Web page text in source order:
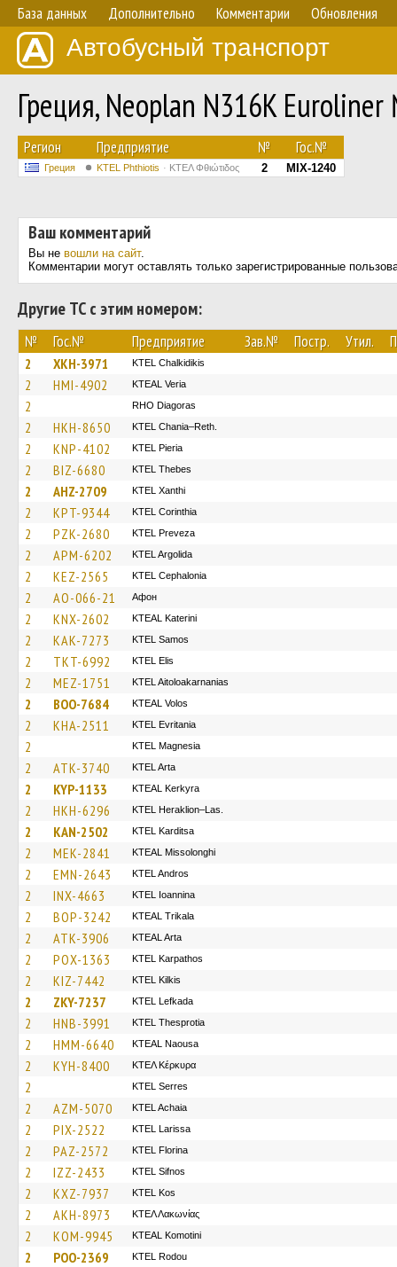
База данных Дополнительно Комментарии Обновления
Автобусный транспорт
Греция, Neoplan N316K
Регион Предприятие № Гос.№
Греция ΚΤΕL Phthiotis ΚΤΕΛ Φθιώτιδος 2 MIX-1240
Ваш комментарий
Вы не вошли на сайт.
Комментарии могут оставлять только зарегистрированные
Другие ТС с этим номером:
№ Гос.№ Предприятие Зав.№ Постр. Утил.
2 XKH-3971 ΚΤΕL Chalkidikis
2 HMI-4902 KTEAL Veria
2 RHO Diagoras
2 HKH-8650 KTEL Chania–Reth.
2 KNP-4102 KTEL Pieria
2 BIZ-6680 KTEL Thebes
2 AHZ-2709 KTEL Xanthi
2 KPT-9344 KTEL Corinthia
2 PZK-2680 KTEL Preveza
2 APM-6202 KTEL Argolida
2 KEZ-2565 KTEL Cephalonia
2 AO-066-21 Афон
2 KNX-2602 KTEAL Katerini
2 KAK-7273 KTEL Samos
2 TKT-6992 KTEL Elis
2 MEZ-1751 KTEL Aitoloakarnanias
2 BOO-7684 KTEAL Volos
2 KHA-2511 ΚΤΕL Evritania
2 ΚΤΕL Magnesia
2 ATK-3740 KTEL Arta
2 KYP-1133 KTEAL Kerkyra
2 HKH-6296 KTEL Heraklion–Las.
2 KAN-2502 ΚΤΕL Karditsa
2 MEK-2841 KTEAL Missolonghi
2 EMN-2643 KTEL Andros
2 INX-4663 KTEL Ioannina
2 BOP-3242 KTEAL Trikala
2 ATK-3906 KTEAL Arta
2 POX-1363 ΚΤΕL Karpathos
2 KIZ-7442 KTEL Kilkis
2 ZKY-7237 KTEL Lefkada
2 HNB-3991 KTEL Thesprotia
2 HMM-6640 KTEAL Naousa
2 KYH-8400 ΚΤΕΛ Κέρκυρα
2 KTEL Serres
2 AZM-5070 KTEL Achaia
2 PIX-2522 KTEL Larissa
2 PAZ-2572 KTEL Florina
2 IZZ-2433 KTEL Sifnos
2 KXZ-7937 KTEL Kos
2 AKH-8973 ΚΤΕΛ Λακωνίας
2 KOM-9945 KTEAL Komotini
2 POO-2369 ΚΤΕL Rodou